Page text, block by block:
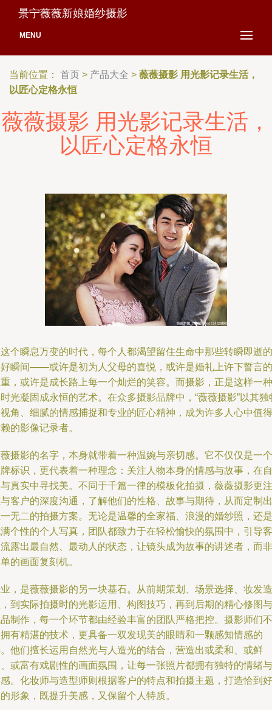
景宁薇薇新娘婚纱摄影
MENU
当前位置： 首页 > 产品大全 > 薇薇摄影 用光影记录生活，
以匠心定格永恒
薇薇摄影 用光影记录生活，
以匠心定格永恒
个瞬息万变的时代，每个人都渴望留住生命中那些转瞬即逝的
瞬间——或许是初为人父母的喜悦，或许是婚礼上许下誓言的
，或许是成长路上每一个灿烂的笑容。而摄影，正是这样一种
光凝固成永恒的艺术。在众多摄影品牌中，“薇薇摄影”以其独
角、细腻的情感捕捉和专业的匠心精神，成为许多人心中值得
的影像记录者。
摄影的名字，本身就带着一种温婉与亲切感。它不仅仅是一个
标识，更代表着一种理念：关注人物本身的情感与故事，在自
真实中寻找美。不同于千篇一律的模板化拍摄，薇薇摄影更注
客户的深度沟通，了解他们的性格、故事与期待，从而定制出
无二的拍摄方案。无论是温馨的全家福、浪漫的婚纱照，还是
个性的个人写真，团队都致力于在轻松愉快的氛围中，引导客
露出最自然、最动人的状态，让镜头成为故事的讲述者，而非
的画面复刻机。
，是薇薇摄影的另一块基石。从前期策划、场景选择、妆发造
到实际拍摄时的光影运用、构图技巧，再到后期的精心修图与
制作，每一个环节都由经验丰富的团队严格把控。摄影师们不
有精湛的技术，更具备一双发现美的眼睛和一颗感知情感的
他们擅长运用自然光与人造光的结合，营造出或柔和、或鲜
或富有戏剧性的画面氛围，让每一张照片都拥有独特的情绪与
。化妆师与造型师则根据客户的特点和拍摄主题，打造恰到好
形象，既提升美感，又保留个人特质。